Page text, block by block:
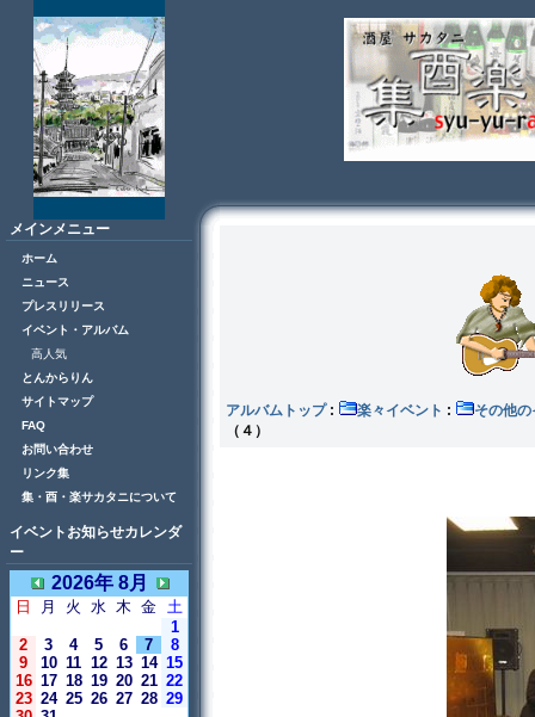
メインメニュー
ホーム
ニュース
プレスリリース
イベント・アルバム
高人気
とんからりん
サイトマップ
FAQ
お問い合わせ
リンク集
集・酉・楽サカタニについて
イベントお知らせカレンダ
ー
2026年 8月
日 月 火 水 木 金 土
1
2
3 4 5 6 7
8
9
10 11 12 13 14 15
16 17 18 19 20 21 22
23 24 25 26 27 28 29
アルバムトップ: 楽々イベント :
その
（４）